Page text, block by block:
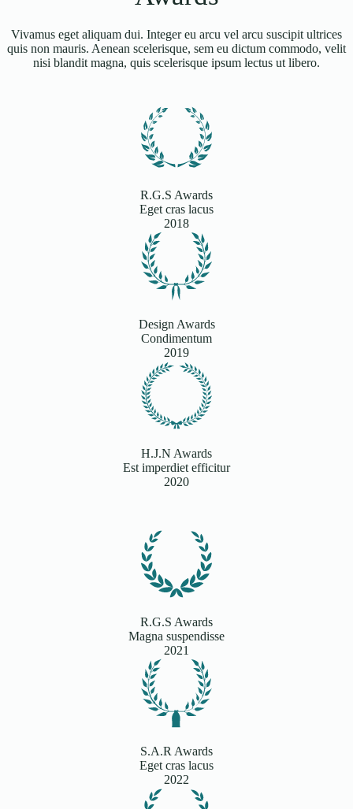
Vivamus eget aliquam dui. Integer eu arcu vel arcu suscipit ultrices
quis non mauris. Aenean scelerisque, sem eu dictum commodo, velit
nisi blandit magna, quis scelerisque ipsum lectus ut libero.
R.G.S Awards
Eget cras lacus
2018
Design Awards
Condimentum
2019
H.J.N Awards
Est imperdiet efficitur
2020
R.G.S Awards
Magna suspendisse
2021
S.A.R Awards
Eget cras lacus
2022